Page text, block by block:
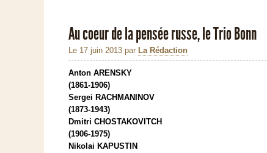
Au coeur de la pensée russe, le Trio Bonn
Le 17 juin 2013 par La Rédaction
Anton ARENSKY
(1861-1906)
Sergei RACHMANINOV
(1873-1943)
Dmitri CHOSTAKOVITCH
(1906-1975)
Nikolai KAPUSTIN